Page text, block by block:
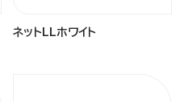
ネットLLホワイト